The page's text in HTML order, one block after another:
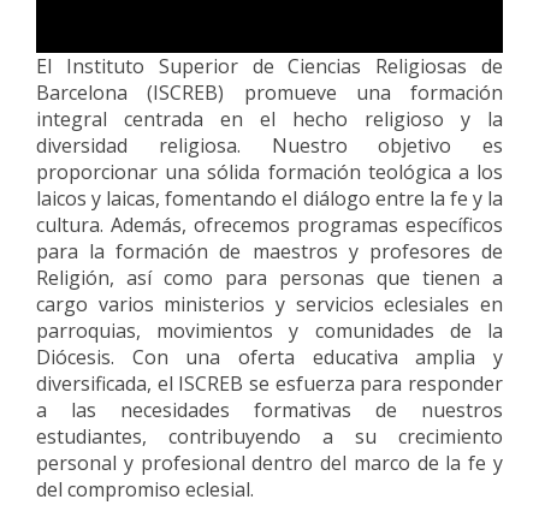
El Instituto Superior de Ciencias Religiosas de
Barcelona (ISCREB) promueve una formación
integral centrada en el hecho religioso y la
diversidad religiosa. Nuestro objetivo es
proporcionar una sólida formación teológica a los
laicos y laicas, fomentando el diálogo entre la fe y la
cultura. Además, ofrecemos programas específicos
para la formación de maestros y profesores de
Religión, así como para personas que tienen a
cargo varios ministerios y servicios eclesiales en
parroquias, movimientos y comunidades de la
Diócesis. Con una oferta educativa amplia y
diversificada, el ISCREB se esfuerza para responder
a las necesidades formativas de nuestros
estudiantes, contribuyendo a su crecimiento
personal y profesional dentro del marco de la fe y
del compromiso eclesial.